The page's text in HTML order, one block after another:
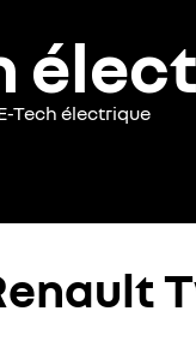
Tech électrique